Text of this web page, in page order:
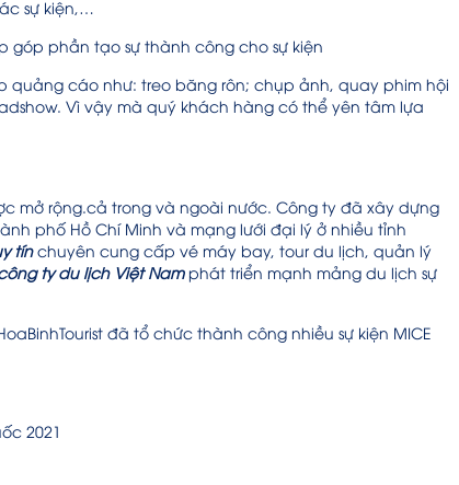
sự kiện,…
phần tạo sự thành công cho sự kiện
cáo như: treo băng rôn; chụp ảnh, quay phim hội
Vì vậy mà quý khách hàng có thể yên tâm lựa
mở rộng.cả trong và ngoài nước. Công ty đã xây dựng
phố Hồ Chí Minh và mạng lưới đại lý ở nhiều tỉnh
tínchuyên cung cấp vé máy bay, tour du lịch, quản lý
ty du lịch Việt Namphát triển mạnh mảng du lịch sự
đã tổ chức thành công nhiều sự kiện MICE
2021